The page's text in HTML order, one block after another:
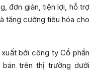
đơn giản, tiện lợi, hỗ trợ
tăng cường tiêu hóa cho
bởi công ty Cổ phần
trên thị trường dưới